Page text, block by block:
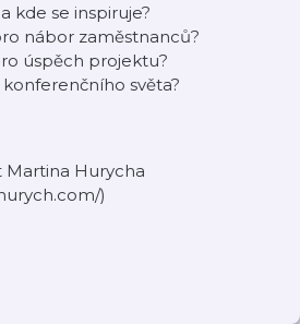
kde se inspiruje?
nábor zaměstnanců?
úspěch projektu?
světa?
Hurycha
)